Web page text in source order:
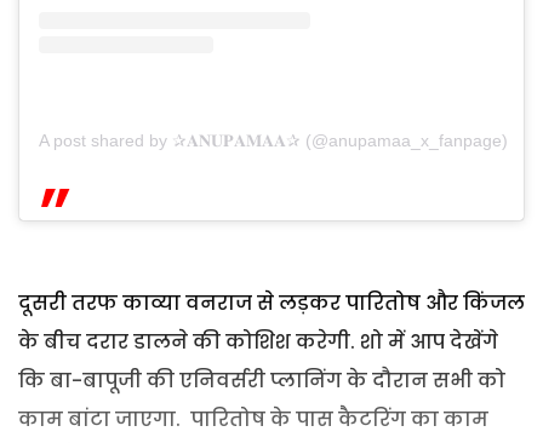
A post shared by ✰𝐀𝐍𝐔𝐏𝐀𝐌𝐀𝐀✰ (@anupamaa_x_fanpage)
दूसरी तरफ काव्या वनराज से लड़कर पारितोष और किंजल
के बीच दरार डालने की कोशिश करेगी. शो में आप देखेंगे
कि बा-बापूजी की एनिवर्सरी प्लानिंग के दौरान सभी को
काम बांटा जाएगा. पारितोष के पास कैटरिंग का काम